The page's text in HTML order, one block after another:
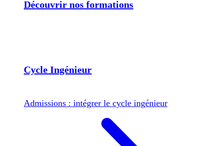
Découvrir nos formations
Cycle Ingénieur
Admissions : intégrer le cycle ingénieur